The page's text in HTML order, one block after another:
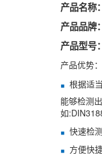
产品名称
产品品牌
产品型号
产品优势：
根据适当
能够检测
如
快速检测
方便快捷